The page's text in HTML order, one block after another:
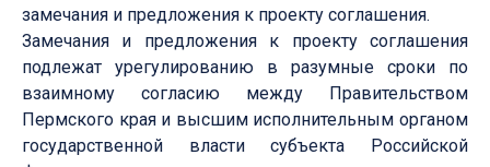
замечания и предложения к проекту соглашения.
Замечания и предложения к проекту соглашения
подлежат урегулированию в разумные сроки по
взаимному согласию между Правительством
Пермского края и высшим исполнительным органом
государственной власти субъекта Российской